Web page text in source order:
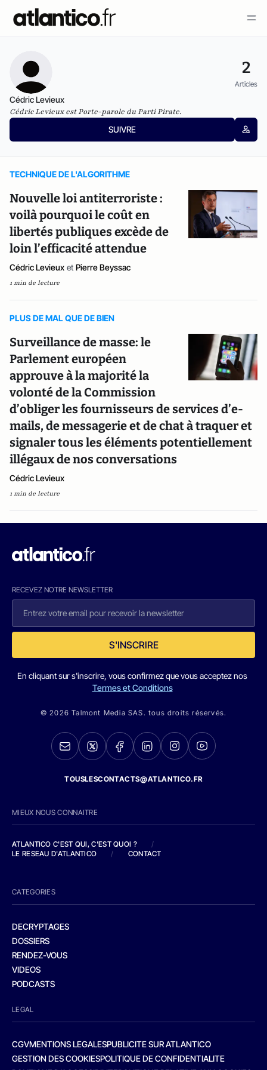
2
Articles
Cédric Levieux
Cédric Levieux est Porte-parole duParti Pirate.
SUIVRE
TECHNIQUE DE L'ALGORITHME
Nouvelle loi antiterroriste :
voilà pourquoi le coût en
libertés publiques excède de
loin l’efficacité attendue
Cédric Levieux et Pierre Beyssac
1 min de lecture
PLUS DE MAL QUE DE BIEN
Surveillance de masse: le
Parlement européen
approuve à la majorité la
volonté de la Commission
d’obliger les fournisseurs de services d’e-
mails, de messagerie et de chat à traquer et
signaler tous les éléments potentiellement
illégaux de nos conversations
Cédric Levieux
1 min de lecture
RECEVEZ NOTRE NEWSLETTER
S'INSCRIRE
En cliquant sur s'inscrire, vous confirmez que vous acceptez nos
Termes et Conditions
© 2026 Talmont Media SAS. tous droits réservés.
TOUSLESCONTACTS@ATLANTICO.FR
MIEUX NOUS CONNAITRE
ATLANTICO C'EST QUI, C'EST QUOI ?
/
LE RESEAU D'ATLANTICO
/ CONTACT
CATEGORIES
DECRYPTAGES
DOSSIERS
RENDEZ-VOUS
VIDEOS
PODCASTS
LEGAL
CGVMENTIONS LEGALESPUBLICITE SUR ATLANTICO
GESTION DES COOKIESPOLITIQUE DE CONFIDENTIALITE